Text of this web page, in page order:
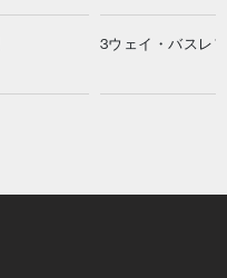
3ウェイ・バスレ